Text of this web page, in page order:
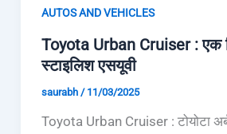
AUTOS AND VEHICLES
Toyota Urban Cruiser : एक
स्टाइलिश एसयूवी
saurabh / 11/03/2025
Toyota Urban Cruiser : टोयोटा